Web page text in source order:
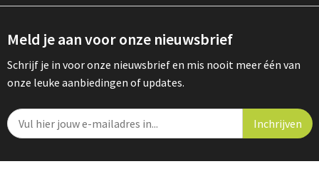
Meld je aan voor onze nieuwsbrief
Schrijf je in voor onze nieuwsbrief en mis nooit meer één van
onze leuke aanbiedingen of updates.